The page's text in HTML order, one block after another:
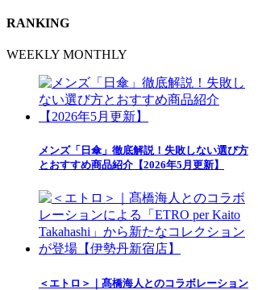
RANKING
WEEKLY MONTHLY
メンズ「日傘」徹底解説！失敗しない選び方
とおすすめ商品紹介【2026年5月更新】
＜エトロ＞｜髙橋海人とのコラボレーション